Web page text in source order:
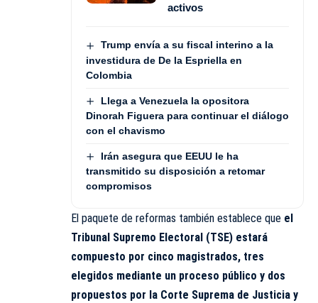
activos
Trump envía a su fiscal interino a la
investidura de De la Espriella en
Colombia
Llega a Venezuela la opositora
Dinorah Figuera para continuar el diálogo
con el chavismo
Irán asegura que EEUU le ha
transmitido su disposición a retomar
compromisos
El paquete de reformas también establece que el
Tribunal Supremo Electoral (TSE) estará
compuesto por cinco magistrados, tres
elegidos mediante un proceso público y dos
propuestos por la Corte Suprema de Justicia y